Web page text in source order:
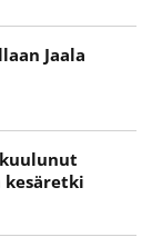
Jaala